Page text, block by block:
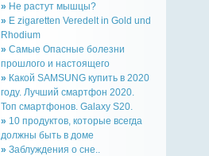
» Не растут мышцы?
» E zigaretten Veredelt in Gold und
Rhodium
» Самые Опасные болезни
прошлого и настоящего
» Какой SAMSUNG купить в 2020
году. Лучший смартфон 2020.
Топ смартфонов. Galaxy S20.
» 10 продуктов, которые всегда
должны быть в доме
» Заблуждения о сне..